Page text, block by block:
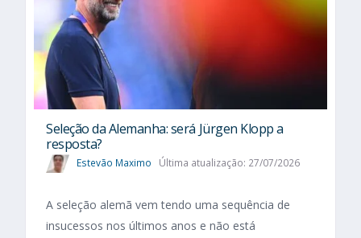
Seleção da Alemanha: será Jürgen Klopp a
resposta?
Estevão Maximo Última atualização: 27/07/2026
A seleção alemã vem tendo uma sequência de
insucessos nos últimos anos e não está